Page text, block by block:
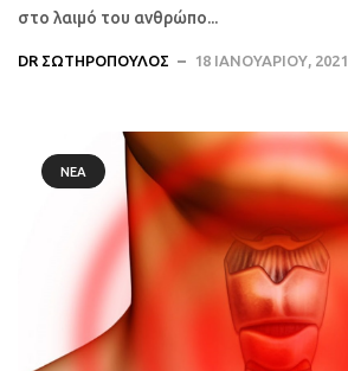
στο λαιμό του ανθρώπο...
DR ΣΩΤΗΡΌΠΟΥΛΟΣ 18 ΙΑΝΟΥΑΡΊΟΥ, 2021
ΝΈΑ